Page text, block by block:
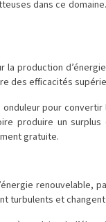
dans ce
production
des efficacités
pour
produire un
gratuite.
renouvelable,
turbulents et